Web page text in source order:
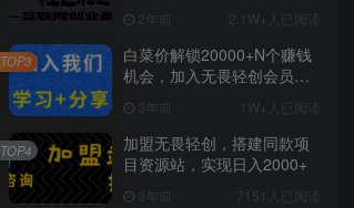
2年前 2.1W+人已阅读
白菜价解锁20000+N个赚钱
机会，加入无畏轻创会员，
3年前 1W+人已阅读
TOP3
加盟无畏轻创，搭建同款项
目资源站，实现日入2000+
3年前 7151人已阅读
TOP4